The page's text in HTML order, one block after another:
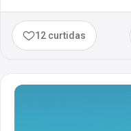
12 curtidas